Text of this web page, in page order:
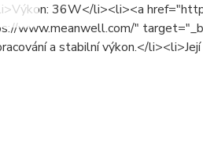
36W</li><li><a
www.meanwell.com/"
a stabilní výkon.</